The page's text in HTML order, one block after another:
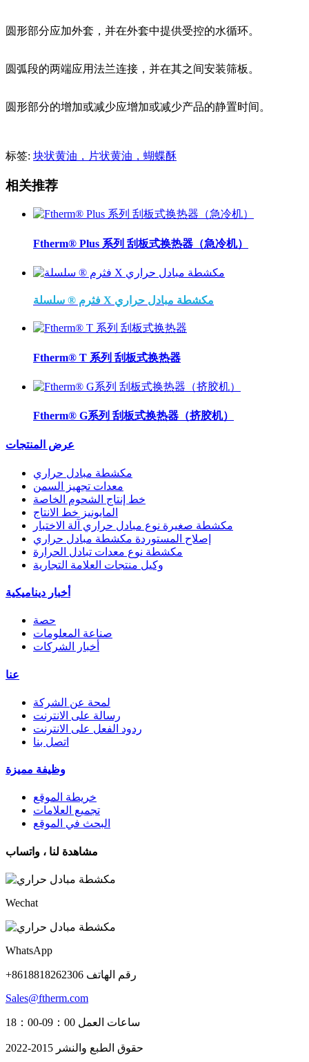
圆形部分应加外套，并在外套中提供受控的水循环。
圆弧段的两端应用法兰连接，并在其之间安装筛板。
圆形部分的增加或减少应增加或减少产品的静置时间。
标签: 块状黄油，片状黄油，蝴蝶酥
相关推荐
Ftherm® Plus 系列 刮板式换热器（急冷机）
فثرم ® سلسلة X مكشطة مبادل حراري
Ftherm® T 系列 刮板式换热器
Ftherm® G系列 刮板式换热器（挤胶机）
عرض المنتجات
مكشطة مبادل حراري
معدات تجهيز السمن
خط إنتاج الشحوم الخاصة
المايونيز خط الانتاج
مكشطة صغيرة نوع مبادل حراري آلة الاختبار
إصلاح المستوردة مكشطة مبادل حراري
مكشطة نوع معدات تبادل الحرارة
وكيل منتجات العلامة التجارية
أخبار ديناميكية
حصة
صناعة المعلومات
أخبار الشركات
عنا
لمحة عن الشركة
رسالة على الانترنت
ردود الفعل على الانترنت
اتصل بنا
وظيفة مميزة
خريطة الموقع
تجميع العلامات
البحث في الموقع
مشاهدة لنا ، واتساب
Wechat
WhatsApp
+8618818262306 رقم الهاتف
Sales@ftherm.com
ساعات العمل 09：00-18：00
حقوق الطبع والنشر 2015-2022